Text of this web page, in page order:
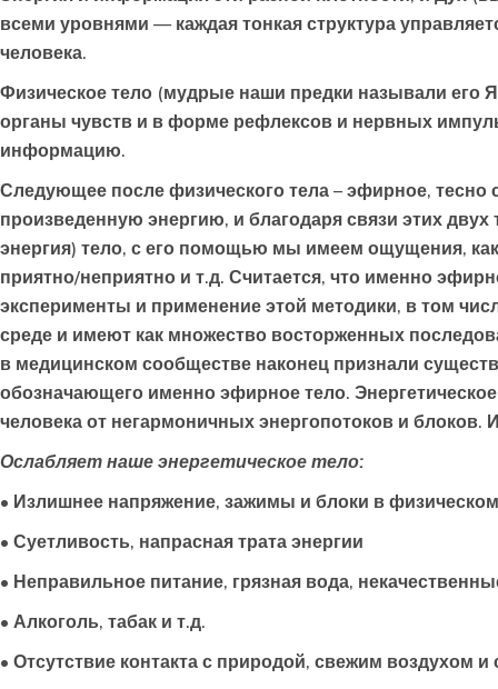
всеми уровнями — каждая тонкая структура
человека.
Физическое тело (мудрые наши предки называли его
органы чувств и в форме рефлексов и нервных
информацию.
Следующее после физического тела – эфирное, тесно
произведенную энергию, и благодаря связи этих
энергия) тело, с его помощью мы имеем ощущения,
приятно/неприятно и т.д. Считается, что именно
эксперименты и применение этой методики, в том
среде и имеют как множество восторженных
в медицинском сообществе наконец признали
обозначающего именно эфирное тело.
человека от негармоничных энергопотоков и блоков.
Ослабляет наше энергетическое тело:
• Излишнее напряжение, зажимы и блоки в
• Суетливость, напрасная трата энергии
• Неправильное питание, грязная вода,
• Алкоголь, табак и т.д.
• Отсутствие контакта с природой, свежим воздухом